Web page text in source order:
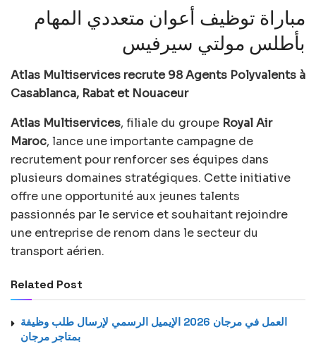
مباراة توظيف أعوان متعددي المهام
بأطلس مولتي سيرفيس
Atlas Multiservices recrute 98 Agents Polyvalents à
Casablanca, Rabat et Nouaceur
Atlas Multiservices, filiale du groupe Royal Air
Maroc, lance une importante campagne de
recrutement pour renforcer ses équipes dans
plusieurs domaines stratégiques. Cette initiative
offre une opportunité aux jeunes talents
passionnés par le service et souhaitant rejoindre
une entreprise de renom dans le secteur du
transport aérien.
Related Post
العمل في مرجان 2026 الإيميل الرسمي لإرسال طلب وظيفة
بمتاجر مرجان